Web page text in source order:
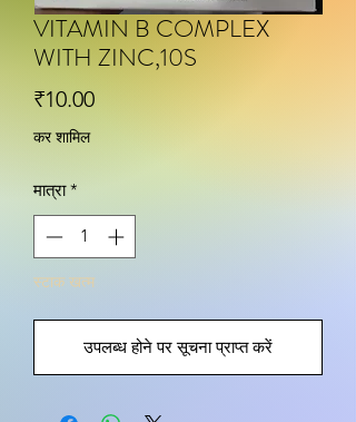
VITAMIN B COMPLEX
WITH ZINC,10S
₹10.00मूल्य
कर शामिल
मात्रा *
स्टाक खत्म
उपलब्ध होने पर सूचना प्राप्त करें